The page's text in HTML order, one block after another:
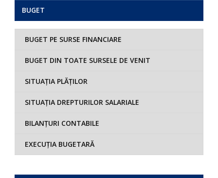
BUGET
BUGET PE SURSE FINANCIARE
BUGET DIN TOATE SURSELE DE VENIT
SITUAȚIA PLĂȚILOR
SITUAȚIA DREPTURILOR SALARIALE
BILANȚURI CONTABILE
EXECUȚIA BUGETARĂ